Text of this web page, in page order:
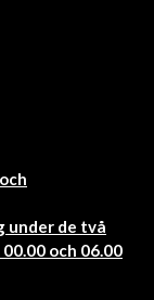
under de två
och 06.00